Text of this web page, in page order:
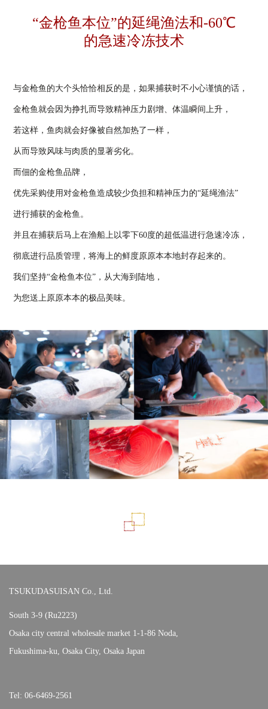
“金枪鱼本位”的延绳渔法和-60℃
的急速冷冻技术
与金枪鱼的大个头恰恰相反的是，如果捕获时不小心谨慎的话，
金枪鱼就会因为挣扎而导致精神压力剧增、体温瞬间上升，
若这样，鱼肉就会好像被自然加热了一样，
从而导致风味与肉质的显著劣化。
而佃的金枪鱼品牌，
优先采购使用对金枪鱼造成较少负担和精神压力的“延绳渔法”
进行捕获的金枪鱼。
并且在捕获后马上在渔船上以零下60度的超低温进行急速冷冻，
彻底进行品质管理，将海上的鲜度原原本本地封存起来的。
我们坚持“金枪鱼本位”，从大海到陆地，
为您送上原原本本的极品美味。
TSUKUDASUISAN Co., Ltd.
South 3-9 (Ru2223)
Osaka city central wholesale market 1-1-86 Noda,
Fukushima-ku, Osaka City, Osaka Japan
Tel: 06-6469-2561